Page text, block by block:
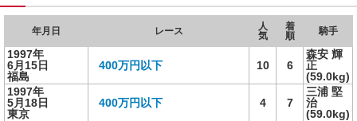
年月日 レース
人
気
着
順
騎手
1997年
6月15日
福島
400万円以下 10 6
森安 輝
正
(59.0kg)
1997年
5月18日
東京
400万円以下 4 7
三浦 堅
治
(59.0kg)